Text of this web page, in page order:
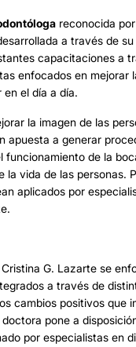
reconocida
a través de
capacitaciones a
enfocados en mejorar
el día a día.
la imagen de las
apuesta a generar
funcionamiento de la
la vida de las personas.
aplicados por
G. Lazarte se
a través de
cambios positivos que
pone a
por especialistas en